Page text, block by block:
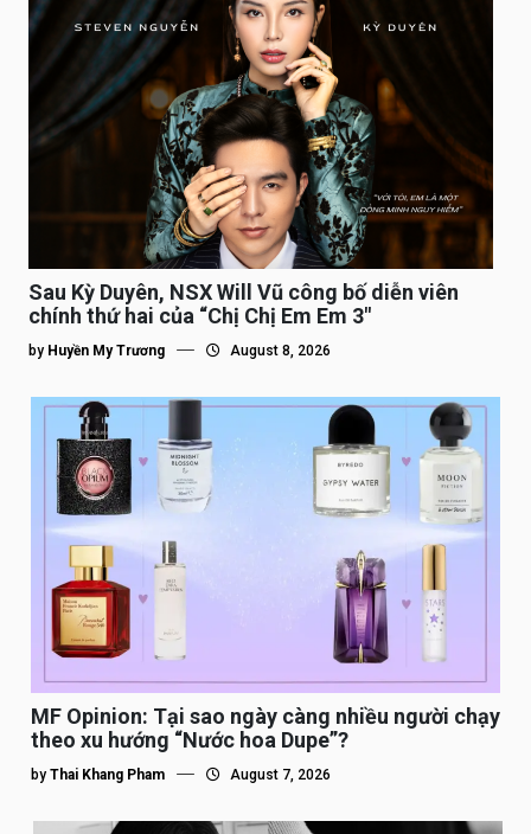
Sau Kỳ Duyên, NSX Will Vũ công bố diễn viên
chính thứ hai của “Chị Chị Em Em 3″
by Huyền My Trương August 8, 2026
MF Opinion: Tại sao ngày càng nhiều người chạy
theo xu hướng “Nước hoa Dupe”?
by Thai Khang Pham August 7, 2026